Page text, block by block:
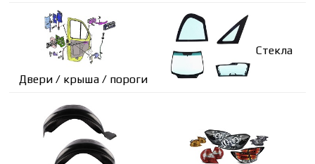
Двери / крыша / пороги
Стекла